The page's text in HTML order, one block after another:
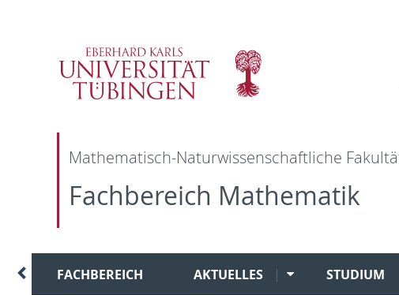
zur
Hauptnavigation
zum
Inhalt
zur
Fußleiste
zur
Suche
Mathematisch-Naturwissenschaftliche
Fachbereich Mathematik
FACHBEREICH AKTUELLES STUDIUM